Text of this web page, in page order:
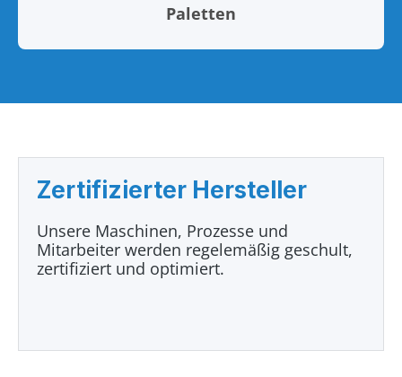
Paletten
Zertifizierter Hersteller
Unsere Maschinen, Prozesse und
Mitarbeiter werden regelemäßig geschult,
zertifiziert und optimiert.